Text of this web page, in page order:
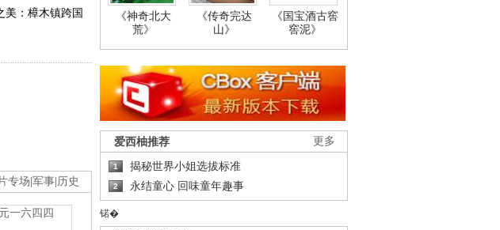
美：樟木镇跨国
专场 军事 历史
《神奇北大
荒》
《传奇完达
山》
《国宝酒古窖
窖泥》
更多
爱西柚推荐
1 揭秘世界小姐选拔标准
2 永结童心 回味童年趣事
锘�